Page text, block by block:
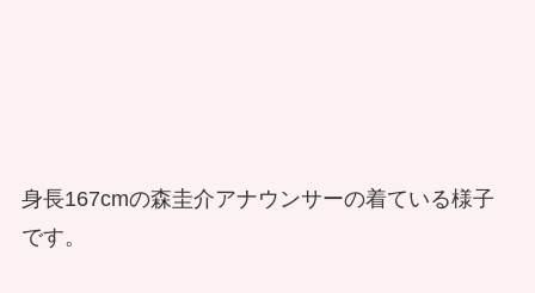
身長167cmの森圭介アナウンサーの着ている様子
です。